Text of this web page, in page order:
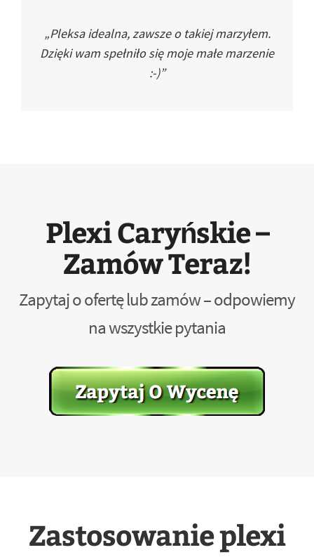
„Pleksa idealna, zawsze o takiej marzyłem.
Dzięki wam spełniło się moje małe marzenie
:-)”
Plexi Caryńskie –
Zamów Teraz!
Zapytaj o ofertę lub zamów – odpowiemy
na wszystkie pytania
Zastosowanie plexi